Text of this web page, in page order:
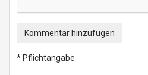
Kommentar hinzufügen
* Pflichtangabe